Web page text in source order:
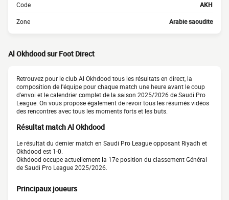
Code AKH
Zone Arabie saoudite
Al Okhdood sur Foot Direct
Retrouvez pour le club Al Okhdood tous les résultats en direct, la
composition de l'équipe pour chaque match une heure avant le coup
d'envoi et le calendrier complet de la saison 2025/2026 de Saudi Pro
League. On vous propose également de revoir tous les résumés vidéos
des rencontres avec tous les moments forts et les buts.
Résultat match Al Okhdood
Le résultat du dernier match en Saudi Pro League opposant Riyadh et
Okhdood est 1-0.
Okhdood occupe actuellement la 17e position du classement Général
de Saudi Pro League 2025/2026.
Principaux joueurs